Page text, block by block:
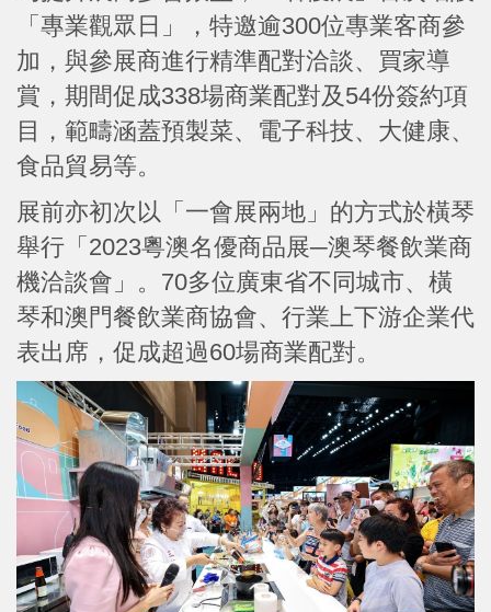
「專業觀眾日」，特邀逾300位專業客商參
加，與參展商進行精準配對洽談、買家導
賞，期間促成338場商業配對及54份簽約項
目，範疇涵蓋預製菜、電子科技、大健康、
食品貿易等。
展前亦初次以「一會展兩地」的方式於橫琴
舉行「2023粵澳名優商品展─澳琴餐飲業商
機洽談會」。70多位廣東省不同城市、橫
琴和澳門餐飲業商協會、行業上下游企業代
表出席，促成超過60場商業配對。